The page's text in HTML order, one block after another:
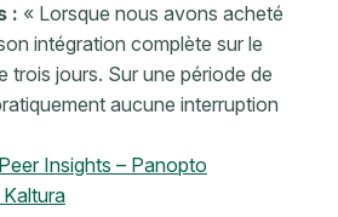
: « Lorsque nous avons acheté
intégration complète sur le
trois jours. Sur une période de
aucune interruption
Insights – Panopto